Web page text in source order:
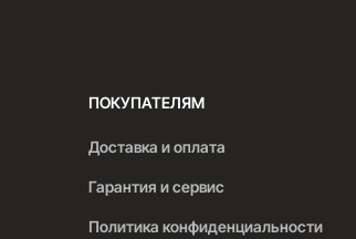
ПОКУПАТЕЛЯМ
Доставка и оплата
Гарантия и сервис
Политика конфиденциальности